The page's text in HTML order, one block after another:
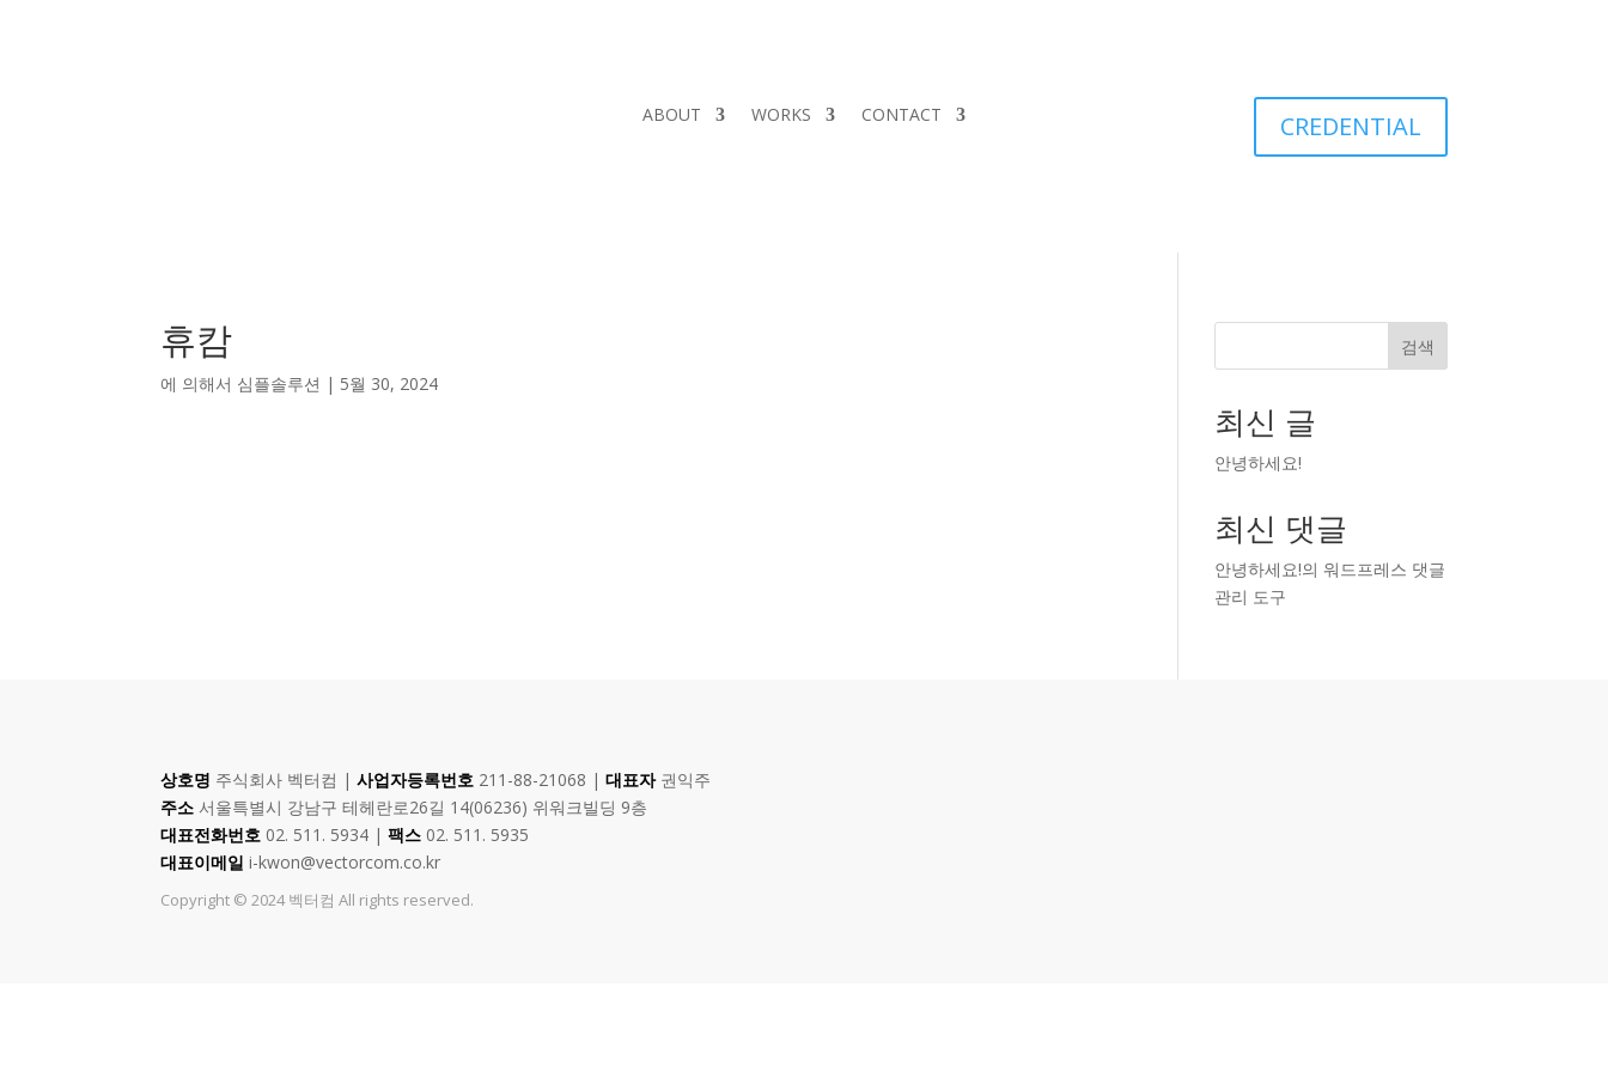
ABOUT WORKS CONTACT CREDENTIAL
휴캄
에 의해서 심플솔루션 | 5월 30, 2024
검색
최신 글
안녕하세요!
최신 댓글
안녕하세요!의워드프레스 댓글
관리 도구
상호명 주식회사 벡터컴 |사업자등록번호 211-88-21068 |대표자 권익주
주소 서울특별시 강남구 테헤란로26길 14(06236) 위워크빌딩 9층
대표전화번호 02. 511. 5934 |팩스 02. 511. 5935
대표이메일 i-kwon@vectorcom.co.kr
Copyright © 2024 벡터컴 All rights reserved.